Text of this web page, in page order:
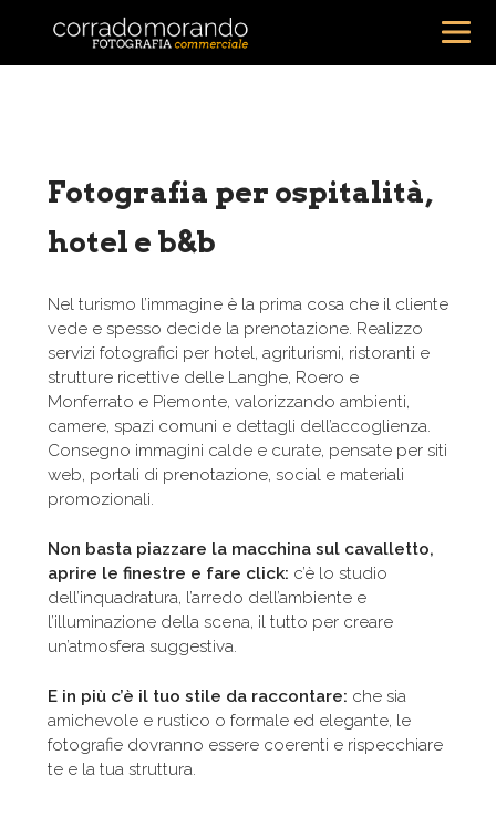
Fotografia per ospitalità,
hotel e b&b
Nel turismo l’immagine è la prima cosa che il cliente
vede e spesso decide la prenotazione. Realizzo
servizi fotografici per hotel, agriturismi, ristoranti e
strutture ricettive delle Langhe, Roero e
Monferrato e Piemonte, valorizzando ambienti,
camere, spazi comuni e dettagli dell’accoglienza.
Consegno immagini calde e curate, pensate per siti
web, portali di prenotazione, social e materiali
promozionali.
Non basta piazzare la macchina sul cavalletto,
aprire le finestre e fare click: c’è lo studio
dell’inquadratura, l’arredo dell’ambiente e
l’illuminazione della scena, il tutto per creare
un’atmosfera suggestiva.
E in più c’è il tuo stile da raccontare: che sia
amichevole e rustico o formale ed elegante, le
fotografie dovranno essere coerenti e rispecchiare
te e la tua struttura.